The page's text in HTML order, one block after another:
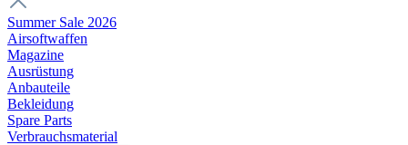
Summer Sale 2026
Airsoftwaffen
Magazine
Ausrüstung
Anbauteile
Bekleidung
Spare Parts
Verbrauchsmaterial